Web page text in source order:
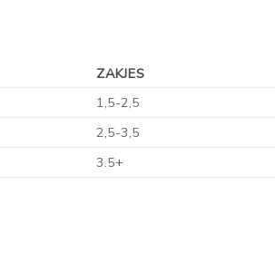
ZAKJES
1,5-2,5
2,5-3,5
3.5+